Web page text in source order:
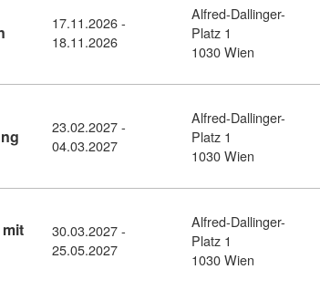
Innen: KI-Workflows, Agents, Skills, Vibes und
17.11.2026 -
18.11.2026
Alfred-Dallinger-
Platz 1
1030 Wien
Kursdetail: HTML und CSS Aufbaukurs mit KI-
23.02.2027 -
04.03.2027
Alfred-Dallinger-
Platz 1
1030 Wien
Webdevelopment mit PHP & MySQL (11456351)
30.03.2027 -
25.05.2027
Alfred-Dallinger-
Platz 1
1030 Wien